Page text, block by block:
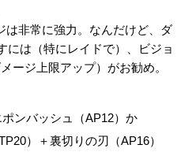
は非常に強力。なんだけど、ダ
には（特にレイドで）、ビジョ
ージ上限アップ）がお勧め。
ンバッシュ（AP12）か
）＋裏切りの刃（AP16）